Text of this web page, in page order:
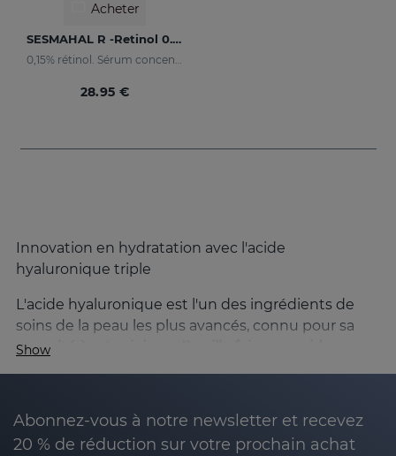
Acheter
SESMAHAL R -Retinol 0.15%
0,15% rétinol. Sérum concentré anti-âge
28.95 €
Innovation en hydratation avec l'acide
hyaluronique triple
L'acide hyaluronique est l'un des ingrédients de
soins de la peau les plus avancés, connu pour sa
capacité à retenir jusqu'à mille fois son poids en
hydratation à la fois au niveau de la surface et de la
Show
Abonnez-vous à notre newsletter et recevez
20 % de réduction sur votre prochain achat